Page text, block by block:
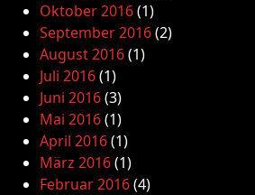
Oktober 2016(1)
September 2016(2)
August 2016(1)
Juli 2016(1)
Juni 2016(3)
Mai 2016(1)
April 2016(1)
März 2016(1)
Februar 2016(4)